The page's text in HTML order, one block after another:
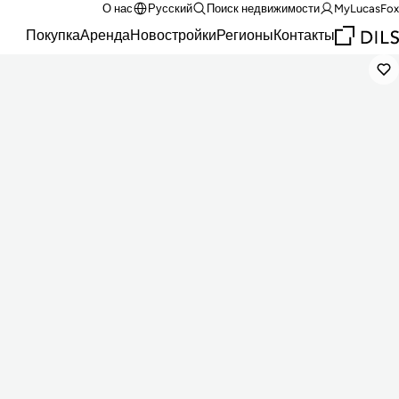
О нас Русский Поиск недвижимости MyLucasFox
ПокупкаАрендаНовостройкиРегионыКонтакты